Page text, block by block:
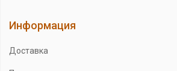
Информация
Доставка